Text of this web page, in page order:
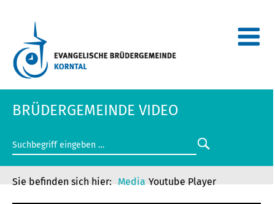
BRÜDERGEMEINDE VIDEO
Media Youtube Player